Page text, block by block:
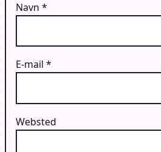
Navn *
E-mail *
Websted